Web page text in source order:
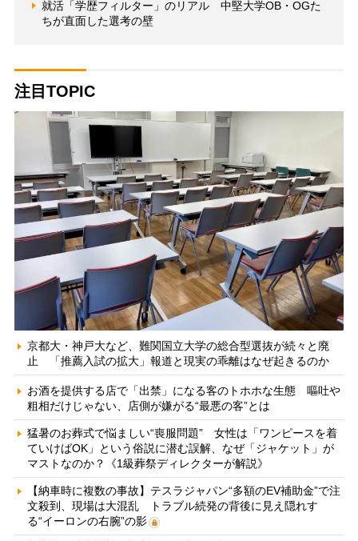
就活「学歴フィルター」のリアル 中堅大学OB・OGた
ちが直面した選考の壁
注目TOPIC
京都大・神戸大など、難関国立大学の総合型選抜が続々と廃
止 「推薦入試の拡大」報道と現実の乖離はなぜ起きるのか
お酒を提供する店で「出禁」になる客のトホホな生態 嘔吐や
粗相だけじゃない、店側が嫌がる“最悪の客”とは
猛暑のお葬式で悩ましい“喪服問題” 女性は「ワンピースを着
ていけばOK」という俗説に潜む誤解、なぜ「ジャケット」が
マストなのか？《1級葬祭ディレクターが解説》
【納車時に複数の事故】テスラジャパン“多額のEV補助金”で注
文殺到、現場は大混乱 トラブル続発の背後に見え隠れす
る“イーロンの右腕”の影